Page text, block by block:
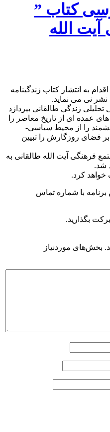
کتاب ”
الله
علیرضا ملائی توانی در سال ۱۳۸۸ اقدام به انتشار کتاب زندگینامه
نی می نماید.
زندگی طالقانی بپردازد
عمده ای از تاریخ معاصر را
را از محیط سیاسی-
بر فضای روزگارش را تبیین
۱۶ در دفتر مجتمع فرهنگی آیت الله طالقانی به
شد.
کرد.
با شماره تماس
بگذارید.
بخش‌های موردنیاز